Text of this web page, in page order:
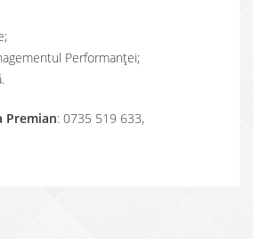
Performanţei;
Premian: 0735 519 633,